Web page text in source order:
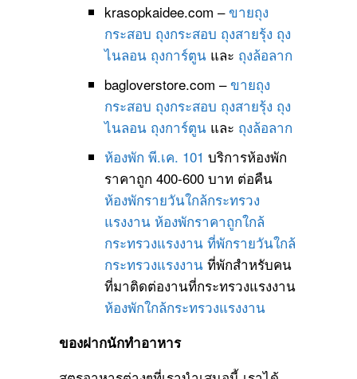
krasopkaidee.com –ขายถุง
กระสอบ ถุงกระสอบ ถุงสายรุ้ง ถุง
ไนลอน ถุงการ์ตูนและ ถุงล้อลาก
bagloverstore.com –ขายถุง
กระสอบ ถุงกระสอบ ถุงสายรุ้ง ถุง
ไนลอน ถุงการ์ตูนและ ถุงล้อลาก
ห้องพัก พี.เค. 101 บริการห้องพัก
ราคาถูก 400-600 บาท ต่อคืน
ห้องพักรายวันใกล้กระทรวง
แรงงาน ห้องพักราคาถูกใกล้
กระทรวงแรงงาน ที่พักรายวันใกล้
กระทรวงแรงงานที่พักสำหรับคน
ที่มาติดต่องานที่กระทรวงแรงงาน
ห้องพักใกล้กระทรวงแรงงาน
ของฝากนักทำอาหาร